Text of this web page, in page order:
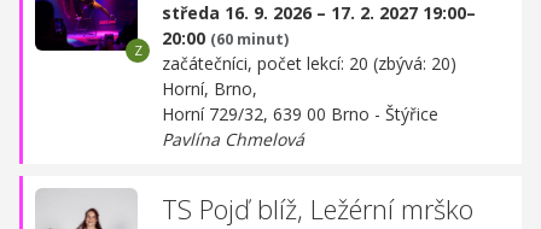
středa 16. 9. 2026 – 17. 2. 2027 19:00–
20:00 (60 minut)
začátečníci, počet lekcí: 20 (zbývá: 20)
Horní, Brno,
Horní 729/32, 639 00 Brno - Štýřice
Pavlína Chmelová
TS Pojď blíž, Ležérní mrško